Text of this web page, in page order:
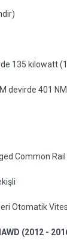
135 kilowatt
devirde 401
Common Rail
Otomatik Vites
(2012 -